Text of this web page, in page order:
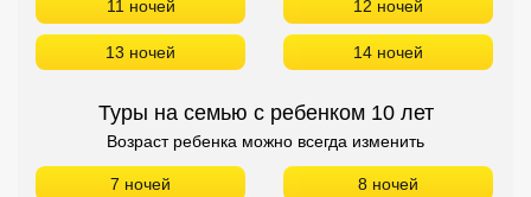
11 ночей 12 ночей
13 ночей 14 ночей
Туры на семью с ребенком 10 лет
Возраст ребенка можно всегда изменить
7 ночей 8 ночей